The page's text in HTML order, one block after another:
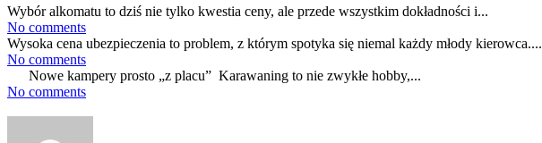
Wybór alkomatu to dziś nie tylko kwestia ceny, ale przede wszystkim dokładności i...
No comments
Wysoka cena ubezpieczenia to problem, z którym spotyka się niemal każdy młody kierowca....
No comments
Nowe kampery prosto „z placu” Karawaning to nie zwykłe hobby,...
No comments